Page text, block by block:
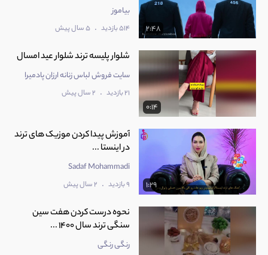
2:48
بیاموز
514 بازدید . 5 سال پیش
0:14
شلوار پلیسه ترند شلوار عید امسال
سایت فروش لباس زنانه ارزان پادمیرا
21 بازدید . 2 سال پیش
1:29
آموزش پیدا کردن موزیک های ترند
در اینستا ...
Sadaf Mohammadi
9 بازدید . 2 سال پیش
نحوه درست کردن هفت سین
سنگی ترند سال 1400 ...
رنگی رنگی